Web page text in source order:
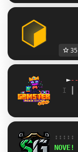
35
►- -
K
:::::
NOVE!